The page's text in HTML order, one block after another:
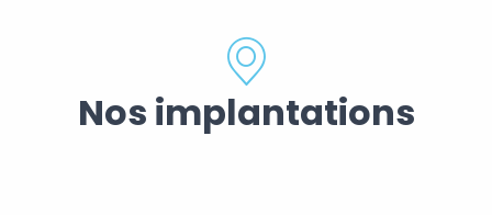
Nos implantations